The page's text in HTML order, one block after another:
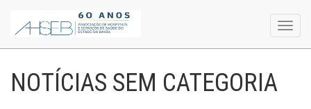
NOTÍCIAS SEM CATEGORIA